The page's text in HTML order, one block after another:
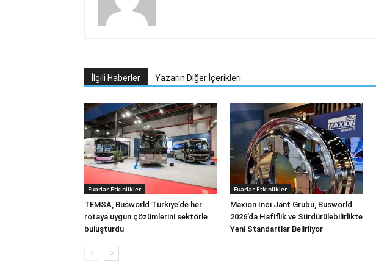
İlgili Haberler Yazarın Diğer İçerikleri
Fuarlar Etkinlikler
TEMSA, Busworld Türkiye’de her
rotaya uygun çözümlerini sektörle
buluşturdu
Fuarlar Etkinlikler
Maxion İnci Jant Grubu, Busworld
2026’da Hafiflik ve Sürdürülebilirlikte
Yeni Standartlar Belirliyor